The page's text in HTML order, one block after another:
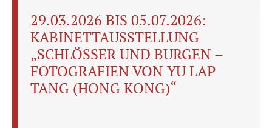
29.03.2026 BIS 05.07.2026:
KABINETTAUSSTELLUNG
„SCHLÖSSER UND BURGEN –
FOTOGRAFIEN VON YU LAP
TANG (HONG KONG)“